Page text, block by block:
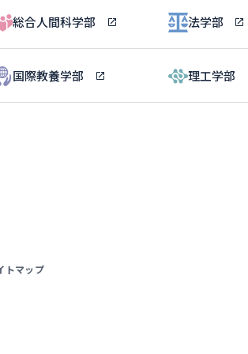
総合人間科学部 法学部
国際教養学部 理工学部
トマップ